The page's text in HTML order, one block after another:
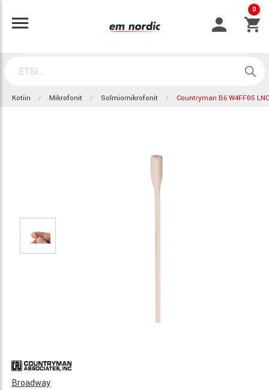
0
Kotiin Mikrofonit Solmiomikrofonit Countryman B6 W4FF05 LNC
Broadway